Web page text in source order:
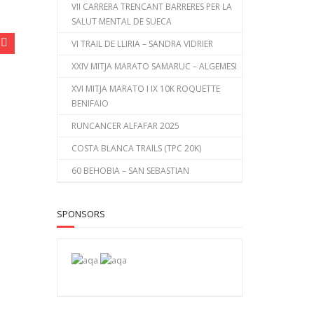
VII CARRERA TRENCANT BARRERES PER LA
SALUT MENTAL DE SUECA
VI TRAIL DE LLIRIA – SANDRA VIDRIER
XXIV MITJA MARATO SAMARUC – ALGEMESI
XVI MITJA MARATO I IX 10K ROQUETTE
BENIFAIO
RUNCANCER ALFAFAR 2025
COSTA BLANCA TRAILS (TPC 20K)
60 BEHOBIA – SAN SEBASTIAN
SPONSORS